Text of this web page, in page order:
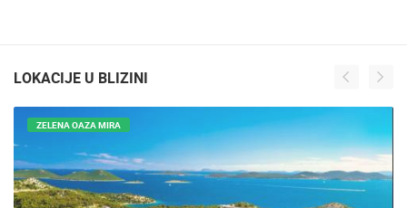
LOKACIJE U BLIZINI
ZELENA OAZA MIRA